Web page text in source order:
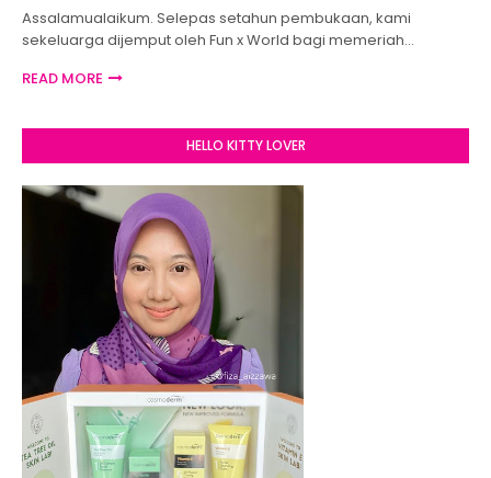
Assalamualaikum. Selepas setahun pembukaan, kami
sekeluarga dijemput oleh Fun x World bagi memeriah…
READ MORE
HELLO KITTY LOVER